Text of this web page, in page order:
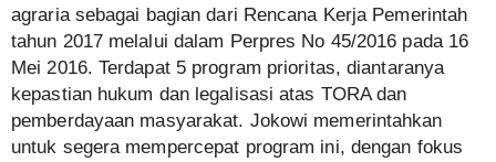
agraria sebagai bagian dari Rencana Kerja Pemerintah
tahun 2017 melalui dalam Perpres No 45/2016 pada 16
Mei 2016. Terdapat 5 program prioritas, diantaranya
kepastian hukum dan legalisasi atas TORA dan
pemberdayaan masyarakat. Jokowi memerintahkan
untuk segera mempercepat program ini, dengan fokus